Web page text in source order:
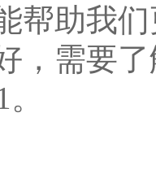
帮助我
，需要